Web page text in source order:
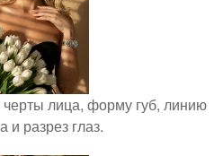
лица, форму губ, линию
и разрез глаз.